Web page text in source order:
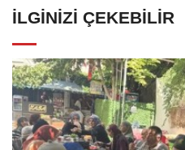
İLGINIZI ÇEKEBILIR